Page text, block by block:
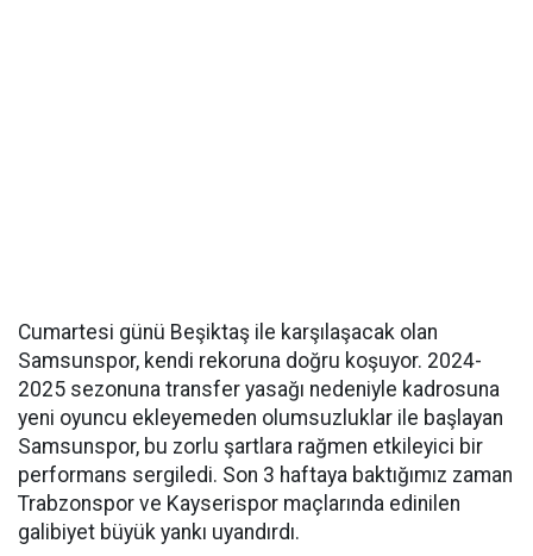
Cumartesi günü Beşiktaş ile karşılaşacak olan
Samsunspor, kendi rekoruna doğru koşuyor. 2024-
2025 sezonuna transfer yasağı nedeniyle kadrosuna
yeni oyuncu ekleyemeden olumsuzluklar ile başlayan
Samsunspor, bu zorlu şartlara rağmen etkileyici bir
performans sergiledi. Son 3 haftaya baktığımız zaman
Trabzonspor ve Kayserispor maçlarında edinilen
galibiyet büyük yankı uyandırdı.